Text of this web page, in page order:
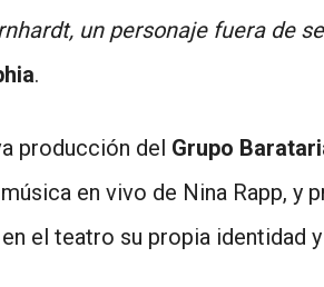
un personaje fuera de
.
producción del Grupo
en vivo de Nina Rapp, y
el teatro su propia identidad